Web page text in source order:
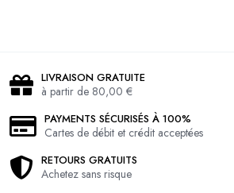
LIVRAISON GRATUITE
à partir de 80,00 €
PAYMENTS SÉCURISÉS À 100%
Cartes de débit et crédit acceptées
RETOURS GRATUITS
Achetez sans risque